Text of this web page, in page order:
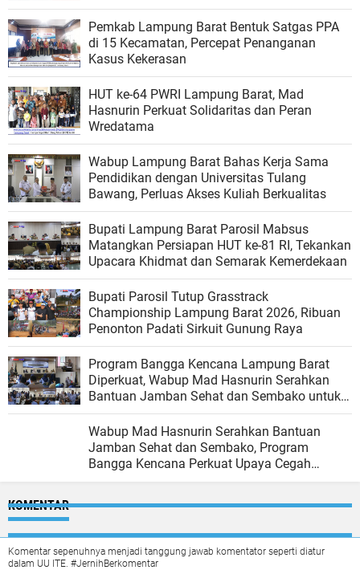
Pemkab Lampung Barat Bentuk Satgas PPA
di 15 Kecamatan, Percepat Penanganan
Kasus Kekerasan
HUT ke-64 PWRI Lampung Barat, Mad
Hasnurin Perkuat Solidaritas dan Peran
Wredatama
Wabup Lampung Barat Bahas Kerja Sama
Pendidikan dengan Universitas Tulang
Bawang, Perluas Akses Kuliah Berkualitas
Bupati Lampung Barat Parosil Mabsus
Matangkan Persiapan HUT ke-81 RI, Tekankan
Upacara Khidmat dan Semarak Kemerdekaan
Bupati Parosil Tutup Grasstrack
Championship Lampung Barat 2026, Ribuan
Penonton Padati Sirkuit Gunung Raya
Program Bangga Kencana Lampung Barat
Diperkuat, Wabup Mad Hasnurin Serahkan
Bantuan Jamban Sehat dan Sembako untuk
Cegah Stunting
Wabup Mad Hasnurin Serahkan Bantuan
Jamban Sehat dan Sembako, Program
Bangga Kencana Perkuat Upaya Cegah
KOMENTAR
Komentar sepenuhnya menjadi tanggung jawab komentator seperti diatur
dalam UU ITE. #JernihBerkomentar